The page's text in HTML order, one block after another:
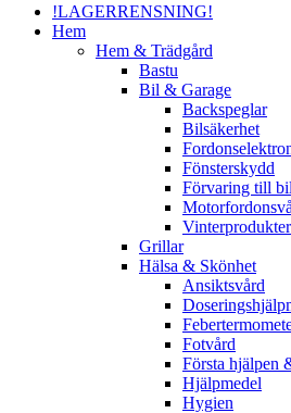
!LAGERRENSNING!
Hem
Hem & Trädgård
Bastu
Bil & Garage
Backspeglar
Bilsäkerhet
Fönsterskydd
Förvaring till bil
Grillar
Hälsa & Skönhet
Ansiktsvård
Fotvård
Första hjälpen
Hjälpmedel
Hygien